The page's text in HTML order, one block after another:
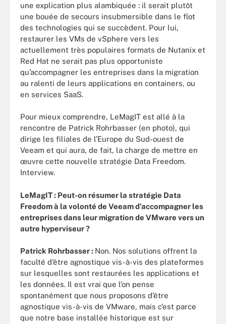
une explication plus alambiquée : il serait plutôt
une bouée de secours insubmersible dans le flot
des technologies qui se succèdent. Pour lui,
restaurer les VMs de vSphere vers les
actuellement très populaires formats de Nutanix et
Red Hat ne serait pas plus opportuniste
qu’accompagner les entreprises dans la migration
au ralenti de leurs applications en containers, ou
en services SaaS.
Pour mieux comprendre, LeMagIT est allé à la
rencontre de Patrick Rohrbasser (en photo), qui
dirige les filiales de l’Europe du Sud-ouest de
Veeam et qui aura, de fait, la charge de mettre en
œuvre cette nouvelle stratégie Data Freedom.
Interview.
LeMagIT : Peut-on résumer la stratégie Data
Freedom à la volonté de Veeam d’accompagner les
entreprises dans leur migration de VMware vers un
autre hyperviseur ?
Patrick Rohrbasser: Non. Nos solutions offrent la
faculté d’être agnostique vis-à-vis des plateformes
sur lesquelles sont restaurées les applications et
les données. Il est vrai que l’on pense
spontanément que nous proposons d’être
agnostique vis-à-vis de VMware, mais c’est parce
que notre base installée historique est sur